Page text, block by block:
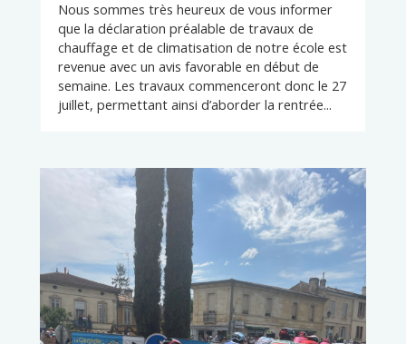
Nous sommes très heureux de vous informer
que la déclaration préalable de travaux de
chauffage et de climatisation de notre école est
revenue avec un avis favorable en début de
semaine. Les travaux commenceront donc le 27
juillet, permettant ainsi d’aborder la rentrée...